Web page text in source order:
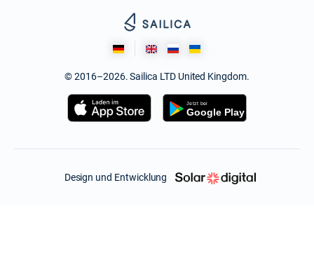
© 2016–2026. Sailica LTD United Kingdom.
Design und Entwicklung